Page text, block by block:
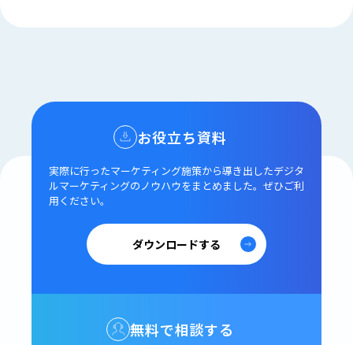
お役立ち資料
実際に行ったマーケティング施策から導き出したデジタ
ルマーケティングのノウハウをまとめました。 ぜひご利
用ください。
ダウンロードする
無料で相談する